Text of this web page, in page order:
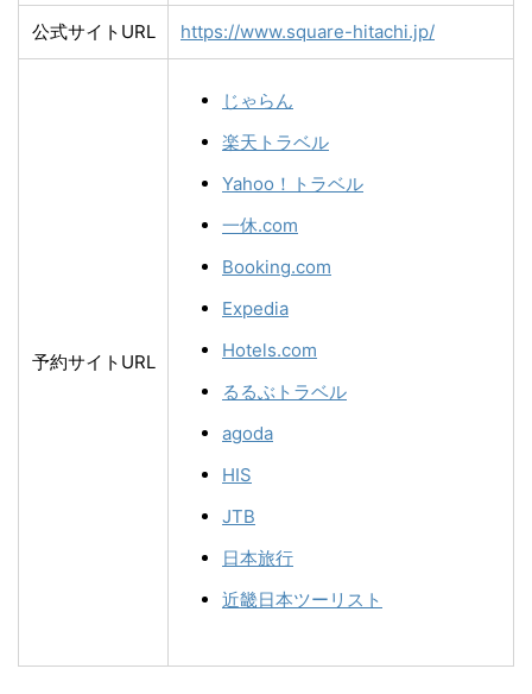
公式サイトURL https://www.square-hitachi.jp/
予約サイトURL
じゃらん
楽天トラベル
Yahoo！トラベル
一休.com
Booking.com
Expedia
Hotels.com
るるぶトラベル
agoda
HIS
JTB
日本旅行
近畿日本ツーリスト